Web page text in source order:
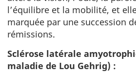
l’équilibre et la mobilité, et
marquée par une succession
rémissions.
Sclérose latérale
maladie de Lou Gehrig) :